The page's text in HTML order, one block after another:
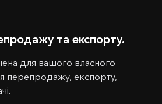
та експорту.
для вашого власного
перепродажу, експорту,